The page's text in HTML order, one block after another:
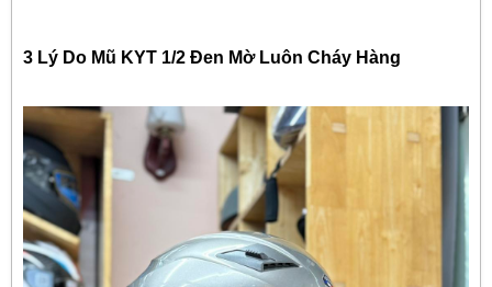
3 Lý Do Mũ KYT 1/2 Đen Mờ Luôn Cháy Hàng